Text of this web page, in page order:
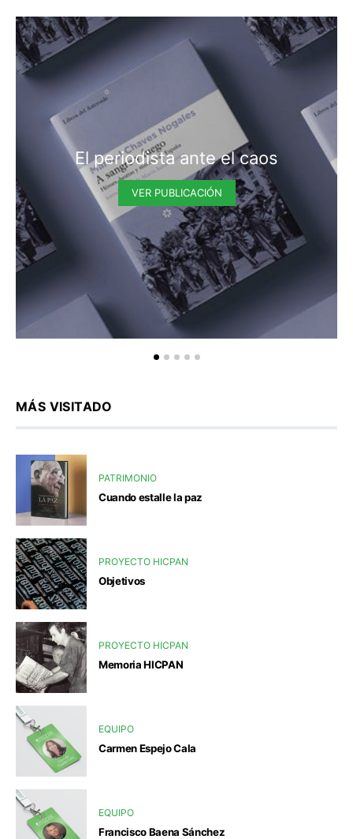
El periodista ante el caos
VER PUBLICACIÓN
MÁS VISITADO
PATRIMONIO
Cuando estalle la paz
PROYECTO HICPAN
Objetivos
PROYECTO HICPAN
Memoria HICPAN
EQUIPO
Carmen Espejo Cala
EQUIPO
Francisco Baena Sánchez